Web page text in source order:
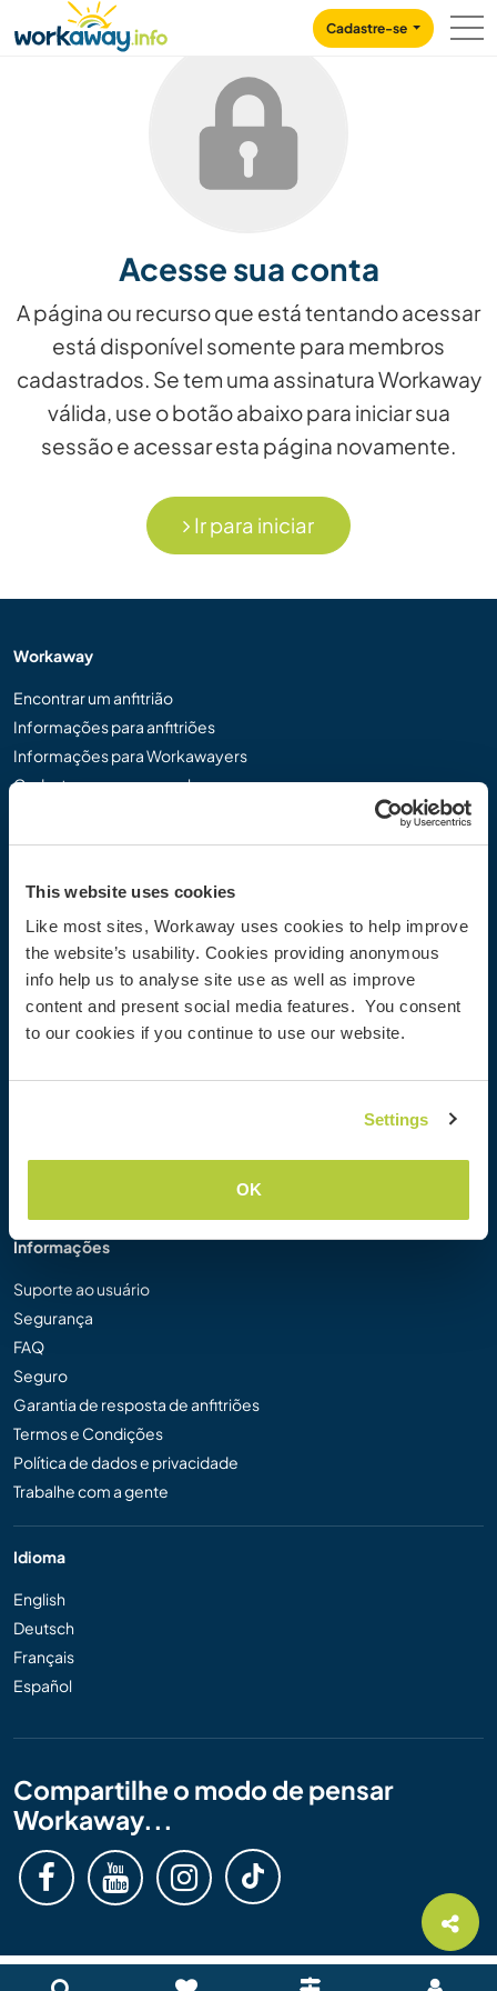
This website uses cookies
Like most sites, Workaway uses cookies to help improve
the website’s usability. Cookies providing anonymous
info help us to analyse site use as well as improve
content and present social media features. You consent
to our cookies if you continue to use our website.
Settings
OK
CONTENT
MAIN NAVIGATION
Cadastre-se
Acesse sua conta
A página ou recurso que está tentando acessar
está disponível somente para membros
cadastrados. Se tem uma assinatura Workaway
válida, use o botão abaixo para iniciar sua
sessão e acessar esta página novamente.
Ir para iniciar
Workaway
Encontrar um anfitrião
Informações para anfitriões
Informações para Workawayers
Cadastrar-se como workawayer
Dar uma experiência Workaway de presente
Comunidade
Workaway Blog
Galeria de Fotos Workaway
Workaway.tv
Informações
Suporte ao usuário
Segurança
FAQ
Seguro
Garantia de resposta de anfitriões
Termos e Condições
Política de dados e privacidade
Trabalhe com a gente
Idioma
English
Deutsch
Français
Español
Compartilhe o modo de pensar
Workaway...